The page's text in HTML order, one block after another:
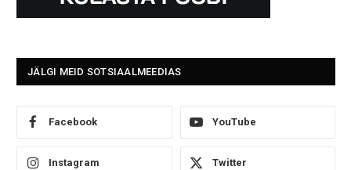
JÄLGI MEID SOTSIAALMEEDIAS
Facebook YouTube
Instagram Twitter